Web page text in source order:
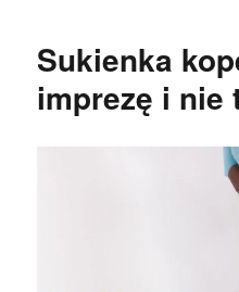
Sukienka
imprezę i nie